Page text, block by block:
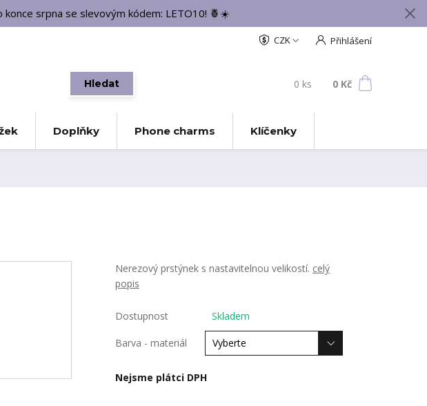
srpna se slevovým kódem: LETO10! 🍍☀️
CZK Přihlášení
Hledat 0 ks 0 Kč
Doplňky Phone charms Klíčenky
Nerezový prstýnek s nastavitelnou velikostí. celý
popis
Dostupnost Skladem
Barva - materiál
Nejsme plátci DPH